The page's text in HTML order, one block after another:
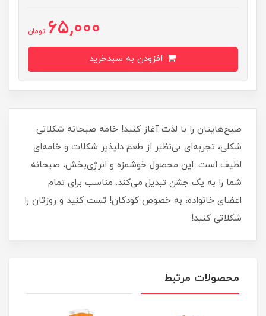
65,000 تومان
صبح‌هایتان را با لذت آغاز کنید! خامه صبحانه شکلاتی
شکلی، تجربه‌ای بی‌نظیر از طعم دلپذیر شکلات و خامه‌ای
لطیف است. این محصول خوشمزه و انرژی‌بخش، صبحانه
شما را به یک جشن تبدیل می‌کند. مناسب برای تمام
اعضای خانواده، به خصوص کودکان! تست کنید و روزتان را
شکلاتی کنید!
محصولات مرتبط